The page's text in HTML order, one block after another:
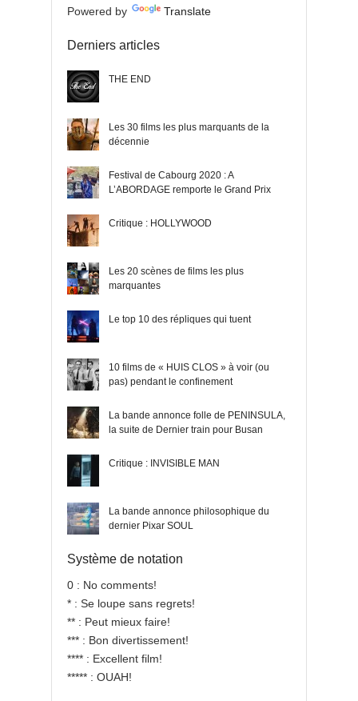
Powered by Translate
Derniers articles
THE END
Les 30 films les plus marquants de la
décennie
Festival de Cabourg 2020 : A
L’ABORDAGE remporte le Grand Prix
Critique : HOLLYWOOD
Les 20 scènes de films les plus
marquantes
Le top 10 des répliques qui tuent
10 films de « HUIS CLOS » à voir (ou
pas) pendant le confinement
La bande annonce folle de PENINSULA,
la suite de Dernier train pour Busan
Critique : INVISIBLE MAN
La bande annonce philosophique du
dernier Pixar SOUL
Système de notation
0 : No comments!
* : Se loupe sans regrets!
** : Peut mieux faire!
*** : Bon divertissement!
**** : Excellent film!
***** : OUAH!